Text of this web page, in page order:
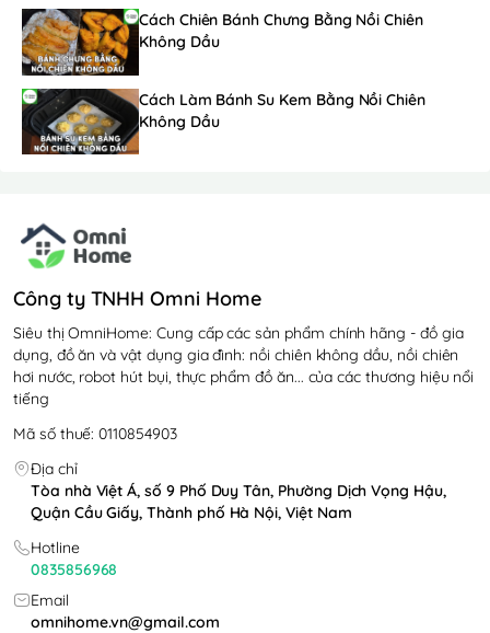
Cách Chiên Bánh Chưng Bằng Nồi Chiên
Không Dầu
Cách Làm Bánh Su Kem Bằng Nồi Chiên
Không Dầu
Công ty TNHH Omni Home
Siêu thị OmniHome: Cung cấp các sản phẩm chính hãng - đồ gia
dụng, đồ ăn và vật dụng gia đình: nồi chiên không dầu, nồi chiên
hơi nước, robot hút bụi, thực phẩm đồ ăn... của các thương hiệu nổi
tiếng
Mã số thuế: 0110854903
Địa chỉ
Tòa nhà Việt Á, số 9 Phố Duy Tân, Phường Dịch Vọng Hậu,
Quận Cầu Giấy, Thành phố Hà Nội, Việt Nam
Hotline
0835856968
Email
omnihome.vn@gmail.com